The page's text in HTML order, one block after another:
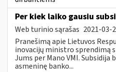
Per kiek laiko gausiu
Web turinio sąrašas 2021-03-
Pranešimą apie Lietuvos
inovacijų ministro sprendimą
Jums per Mano VMI. Subsidija
asmeninę banko...